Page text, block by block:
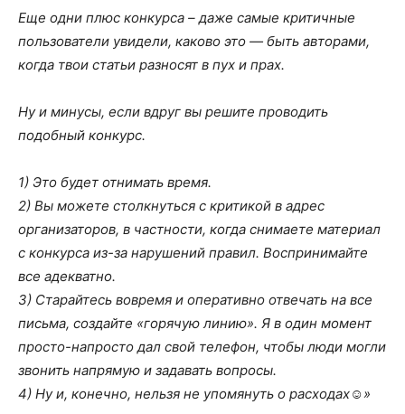
Еще одни плюс конкурса – даже самые критичные
пользователи увидели, каково это — быть авторами,
когда твои статьи разносят в пух и прах.
Ну и минусы, если вдруг вы решите проводить
подобный конкурс.
1) Это будет отнимать время.
2) Вы можете столкнуться с критикой в адрес
организаторов, в частности, когда снимаете материал
с конкурса из-за нарушений правил. Воспринимайте
все адекватно.
3) Старайтесь вовремя и оперативно отвечать на все
письма, создайте «горячую линию». Я в один момент
просто-напросто дал свой телефон, чтобы люди могли
звонить напрямую и задавать вопросы.
4) Ну и, конечно, нельзя не упомянуть о расходах☺»